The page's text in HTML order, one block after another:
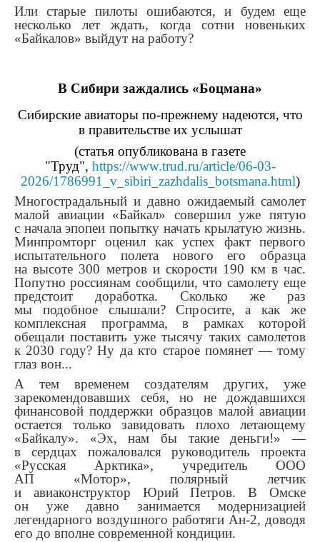
Или старые пилоты ошибаются, и будем еще
несколько лет ждать, когда сотни новеньких
«Байкалов» выйдут на работу?
В Сибири заждались «Боцмана»
Сибирские авиаторы по-прежнему надеются, что
в правительстве их услышат
(статья опубликована в газете
"Труд", https://www.trud.ru/article/06-03-
2026/1786991_v_sibiri_zazhdalis_botsmana.html)
Многострадальный и давно ожидаемый самолет
малой авиации «Байкал» совершил уже пятую
с начала эпопеи попытку начать крылатую жизнь.
Минпромторг оценил как успех факт первого
испытательного полета нового его образца
на высоте 300 метров и скорости 190 км в час.
Попутно россиянам сообщили, что самолету еще
предстоит доработка. Сколько же раз
мы подобное слышали? Спросите, а как же
комплексная программа, в рамках которой
обещали поставить уже тысячу таких самолетов
к 2030 году? Ну да кто старое помянет — тому
глаз вон...
А тем временем создателям других, уже
зарекомендовавших себя, но не дождавшихся
финансовой поддержки образцов малой авиации
остается только завидовать плохо летающему
«Байкалу». «Эх, нам бы такие деньги!» —
в сердцах пожаловался руководитель проекта
«Русская Арктика», учредитель ООО
АП «Мотор», полярный летчик
и авиаконструктор Юрий Петров. В Омске
он уже давно занимается модернизацией
легендарного воздушного работяги Ан-2, доводя
его до вполне современной кондиции.